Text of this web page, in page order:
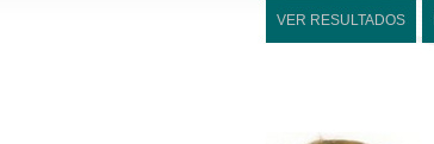
VER RESULTADOS